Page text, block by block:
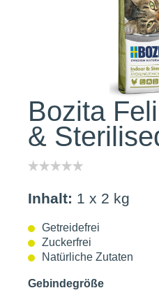
Bozita
&
Inhalt: 1 x 2 kg
Getreidefrei
Zuckerfrei
Natürliche Zutaten
Gebindegröße